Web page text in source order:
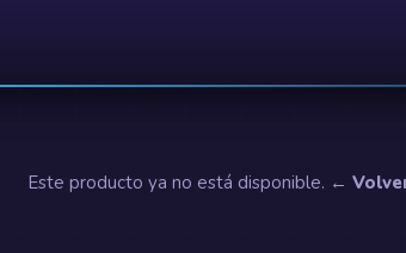
Este producto ya no está disponible. ←